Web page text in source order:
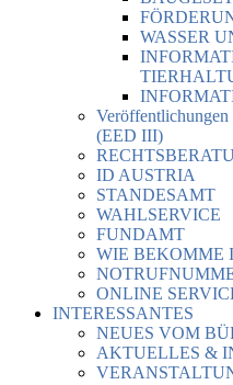
WASSER
(EED III)
ID AUSTRIA
STANDESAMT
WAHLSERVICE
FUNDAMT
WIE BEKOMME
ONLINE
INTERESSANTES
NEUES VOM
AKTUELLES &